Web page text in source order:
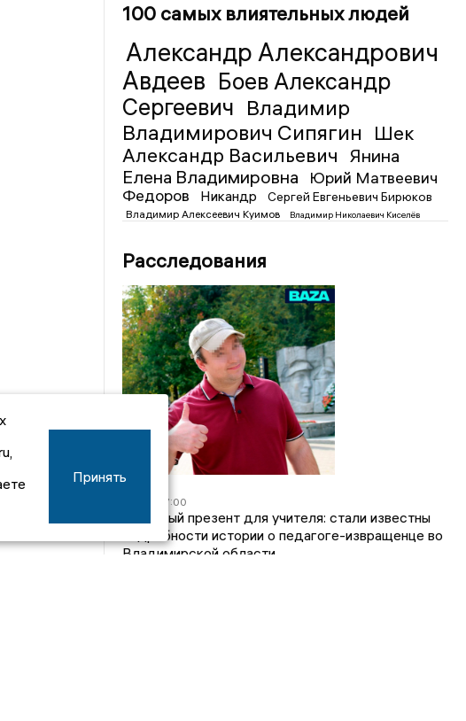
100 самых влиятельных людей
Александр Александрович
Авдеев Боев Александр
Сергеевич Владимир
Владимирович Сипягин Шек
Александр Васильевич
Янина
Елена Владимировна
Юрий Матвеевич
Федоров
Никандр Сергей Евгеньевич Бирюков
Владимир Алексеевич Куимов Владимир Николаевич Киселёв
Расследования
17:00
Странный презент для учителя: стали известны
подробности истории о педагоге-извращенце во
Владимирской области
Принять